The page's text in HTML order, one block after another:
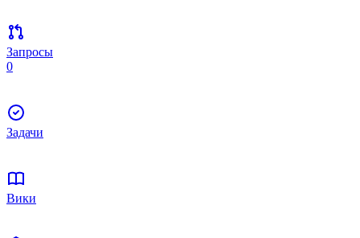
Запросы
0
Задачи
Вики